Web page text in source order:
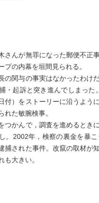
さんが無罪になった郵便不正
プの内幕を垣間見られる。
の関与の事実はなかったわけ
・起訴と突き進んでしまっ
付）をストーリーに沿うよう
れた敏腕検事。
つかんで，調査を進めるとき
。2002年，検察の裏金を暴
捕された事件。改竄の取材が
も大きい。
によって，改竄の事実はか
こから情報を取ってその翌日